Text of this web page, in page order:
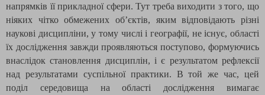
напрямків її прикладної сфери. Тут треба виходити з того, що
ніяких чітко обмежених об’єктів, яким відповідають різні
наукові дисципліни, у тому числі і географії, не існує, області
їх дослідження завжди проявляються поступово, формуючись
внаслідок становлення дисциплін, і є результатом рефлексії
над результатами суспільної практики. В той же час, цей
поділ середовища на області дослідження вимагає